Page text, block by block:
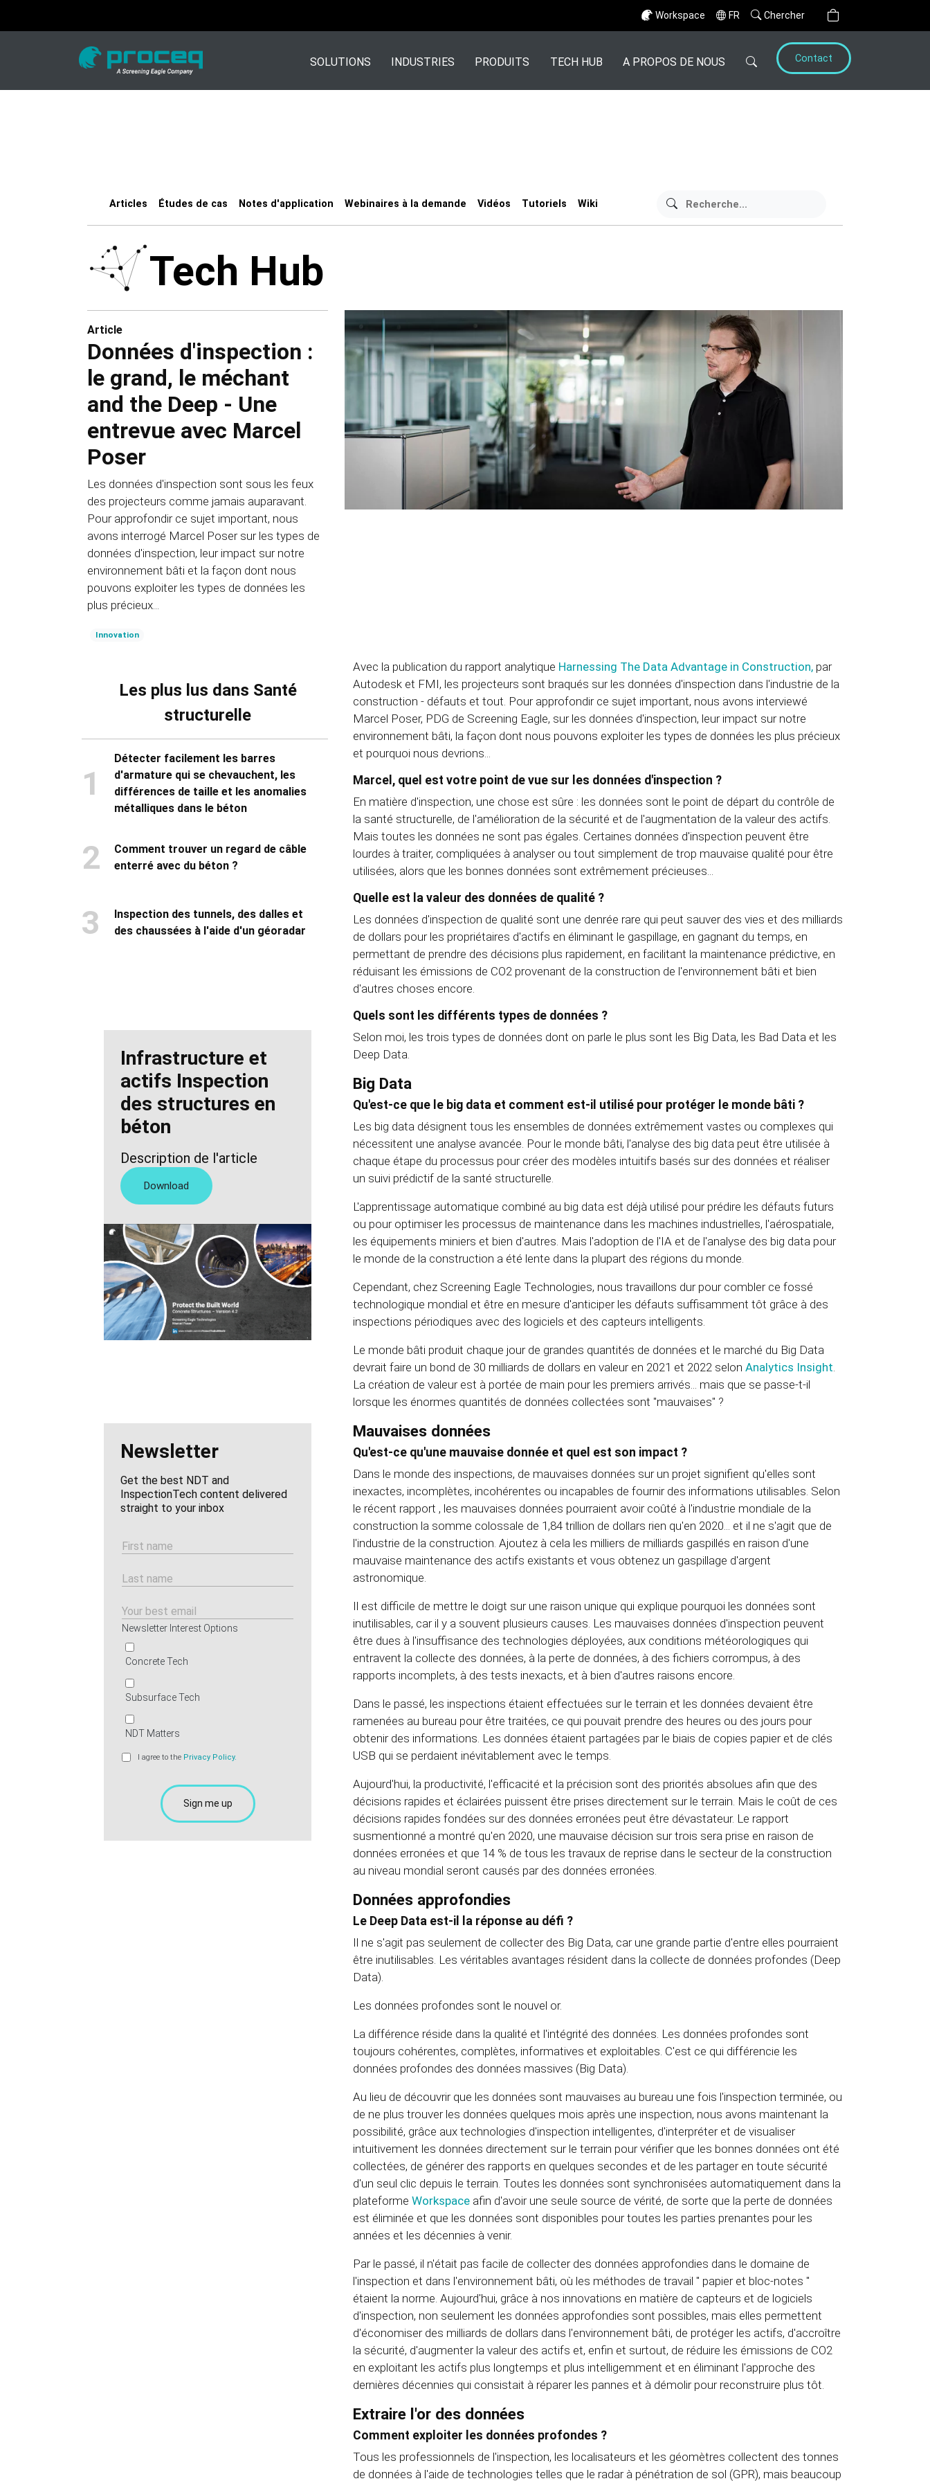
Workspace FR Chercher
SOLUTIONS INDUSTRIES PRODUITS TECH HUB A PROPOS DE NOUS Contact
Articles Études de cas Notes d'application Webinaires à la demande Vidéos Tutoriels Wiki
Tech Hub
Article
Données d'inspection :
le grand, le méchant
and the Deep - Une
entrevue avec Marcel
Poser
Les données d'inspection sont sous les feux
des projecteurs comme jamais auparavant.
Pour approfondir ce sujet important, nous
avons interrogé Marcel Poser sur les types de
données d'inspection, leur impact sur notre
environnement bâti et la façon dont nous
pouvons exploiter les types de données les
plus précieux...
Innovation
Les plus lus dans Santé
structurelle
1
Détecter facilement les barres
d'armature qui se chevauchent, les
différences de taille et les anomalies
métalliques dans le béton
2
Comment trouver un regard de câble
enterré avec du béton ?
3
Inspection des tunnels, des dalles et
des chaussées à l'aide d'un géoradar
Infrastructure et
actifs Inspection
des structures en
béton
Description de l'article
Download
Newsletter
Get the best NDT and
InspectionTech content delivered
straight to your inbox
Newsletter Interest Options
Concrete Tech
Subsurface Tech
NDT Matters
I agree to the Privacy Policy.
Avec la publication du rapport analytique Harnessing The Data Advantage in Construction, par
Autodesk et FMI, les projecteurs sont braqués sur les données d'inspection dans l'industrie de la
construction - défauts et tout. Pour approfondir ce sujet important, nous avons interviewé
Marcel Poser, PDG de Screening Eagle, sur les données d'inspection, leur impact sur notre
environnement bâti, la façon dont nous pouvons exploiter les types de données les plus précieux
et pourquoi nous devrions...
Marcel, quel est votre point de vue sur les données d'inspection ?
En matière d'inspection, une chose est sûre : les données sont le point de départ du contrôle de
la santé structurelle, de l'amélioration de la sécurité et de l'augmentation de la valeur des actifs.
Mais toutes les données ne sont pas égales. Certaines données d'inspection peuvent être
lourdes à traiter, compliquées à analyser ou tout simplement de trop mauvaise qualité pour être
utilisées, alors que les bonnes données sont extrêmement précieuses...
Quelle est la valeur des données de qualité ?
Les données d'inspection de qualité sont une denrée rare qui peut sauver des vies et des milliards
de dollars pour les propriétaires d'actifs en éliminant le gaspillage, en gagnant du temps, en
permettant de prendre des décisions plus rapidement, en facilitant la maintenance prédictive, en
réduisant les émissions de CO2 provenant de la construction de l'environnement bâti et bien
d'autres choses encore.
Quels sont les différents types de données ?
Selon moi, les trois types de données dont on parle le plus sont les Big Data, les Bad Data et les
Deep Data.
Big Data
Qu'est-ce que le big data et comment est-il utilisé pour protéger le monde bâti ?
Les big data désignent tous les ensembles de données extrêmement vastes ou complexes qui
nécessitent une analyse avancée. Pour le monde bâti, l'analyse des big data peut être utilisée à
chaque étape du processus pour créer des modèles intuitifs basés sur des données et réaliser
un suivi prédictif de la santé structurelle.
L'apprentissage automatique combiné au big data est déjà utilisé pour prédire les défauts futurs
ou pour optimiser les processus de maintenance dans les machines industrielles, l'aérospatiale,
les équipements miniers et bien d'autres. Mais l'adoption de l'IA et de l'analyse des big data pour
le monde de la construction a été lente dans la plupart des régions du monde.
Cependant, chez Screening Eagle Technologies, nous travaillons dur pour combler ce fossé
technologique mondial et être en mesure d'anticiper les défauts suffisamment tôt grâce à des
inspections périodiques avec des logiciels et des capteurs intelligents.
Le monde bâti produit chaque jour de grandes quantités de données et le marché du Big Data
devrait faire un bond de 30 milliards de dollars en valeur en 2021 et 2022 selon Analytics Insight.
La création de valeur est à portée de main pour les premiers arrivés... mais que se passe-t-il
lorsque les énormes quantités de données collectées sont "mauvaises" ?
Mauvaises données
Qu'est-ce qu'une mauvaise donnée et quel est son impact ?
Dans le monde des inspections, de mauvaises données sur un projet signifient qu'elles sont
inexactes, incomplètes, incohérentes ou incapables de fournir des informations utilisables. Selon
le récent rapport , les mauvaises données pourraient avoir coûté à l'industrie mondiale de la
construction la somme colossale de 1,84 trillion de dollars rien qu'en 2020... et il ne s'agit que de
l'industrie de la construction. Ajoutez à cela les milliers de milliards gaspillés en raison d'une
mauvaise maintenance des actifs existants et vous obtenez un gaspillage d'argent
astronomique.
Il est difficile de mettre le doigt sur une raison unique qui explique pourquoi les données sont
inutilisables, car il y a souvent plusieurs causes. Les mauvaises données d'inspection peuvent
être dues à l'insuffisance des technologies déployées, aux conditions météorologiques qui
entravent la collecte des données, à la perte de données, à des fichiers corrompus, à des
rapports incomplets, à des tests inexacts, et à bien d'autres raisons encore.
Dans le passé, les inspections étaient effectuées sur le terrain et les données devaient être
ramenées au bureau pour être traitées, ce qui pouvait prendre des heures ou des jours pour
obtenir des informations. Les données étaient partagées par le biais de copies papier et de clés
USB qui se perdaient inévitablement avec le temps.
Aujourd'hui, la productivité, l'efficacité et la précision sont des priorités absolues afin que des
décisions rapides et éclairées puissent être prises directement sur le terrain. Mais le coût de ces
décisions rapides fondées sur des données erronées peut être dévastateur. Le rapport
susmentionné a montré qu'en 2020, une mauvaise décision sur trois sera prise en raison de
données erronées et que 14 % de tous les travaux de reprise dans le secteur de la construction
au niveau mondial seront causés par des données erronées.
Données approfondies
Le Deep Data est-il la réponse au défi ?
Il ne s'agit pas seulement de collecter des Big Data, car une grande partie d'entre elles pourraient
être inutilisables. Les véritables avantages résident dans la collecte de données profondes (Deep
Data).
Les données profondes sont le nouvel or.
La différence réside dans la qualité et l'intégrité des données. Les données profondes sont
toujours cohérentes, complètes, informatives et exploitables. C'est ce qui différencie les
données profondes des données massives (Big Data).
Au lieu de découvrir que les données sont mauvaises au bureau une fois l'inspection terminée, ou
de ne plus trouver les données quelques mois après une inspection, nous avons maintenant la
possibilité, grâce aux technologies d'inspection intelligentes, d'interpréter et de visualiser
intuitivement les données directement sur le terrain pour vérifier que les bonnes données ont été
collectées, de générer des rapports en quelques secondes et de les partager en toute sécurité
d'un seul clic depuis le terrain. Toutes les données sont synchronisées automatiquement dans la
plateforme Workspace afin d'avoir une seule source de vérité, de sorte que la perte de données
est éliminée et que les données sont disponibles pour toutes les parties prenantes pour les
années et les décennies à venir.
Par le passé, il n'était pas facile de collecter des données approfondies dans le domaine de
l'inspection et dans l'environnement bâti, où les méthodes de travail " papier et bloc-notes "
étaient la norme. Aujourd'hui, grâce à nos innovations en matière de capteurs et de logiciels
d'inspection, non seulement les données approfondies sont possibles, mais elles permettent
d'économiser des milliards de dollars dans l'environnement bâti, de protéger les actifs, d'accroître
la sécurité, d'augmenter la valeur des actifs et, enfin et surtout, de réduire les émissions de CO2
en exploitant les actifs plus longtemps et plus intelligemment et en éliminant l'approche des
dernières décennies qui consistait à réparer les pannes et à démolir pour reconstruire plus tôt.
Extraire l'or des données
Comment exploiter les données profondes ?
Tous les professionnels de l'inspection, les localisateurs et les géomètres collectent des tonnes
de données à l'aide de technologies telles que le radar à pénétration de sol (GPR), mais beaucoup